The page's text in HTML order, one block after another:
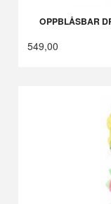
OPPBLÅSBAR
549,00